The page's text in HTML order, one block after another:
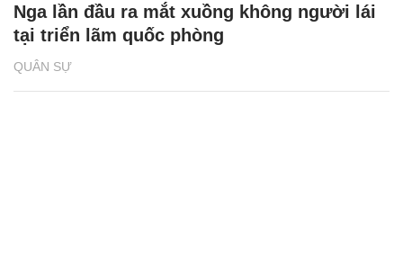
QUÂN SỰ
Nga lần đầu ra mắt xuồng không người lái
tại triển lãm quốc phòng